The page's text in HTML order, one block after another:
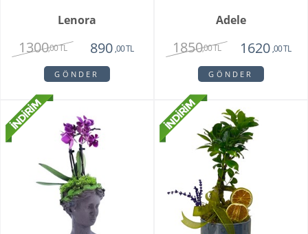
Lenora
1300,00 TL 890 ,00 TL
GÖNDER
Adele
1850,00 TL 1620 ,00 TL
GÖNDER